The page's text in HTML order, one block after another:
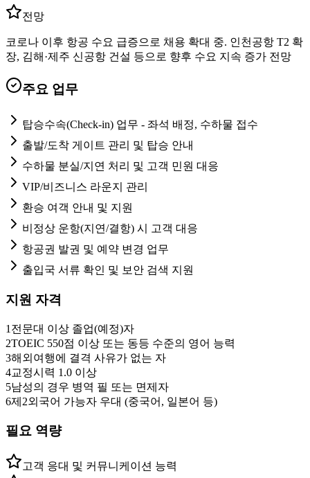
전망
코로나 이후 항공 수요 급증으로 채용 확대 중. 인천공항 T2 확
장, 김해·제주 신공항 건설 등으로 향후 수요 지속 증가 전망
주요 업무
탑승수속(Check-in) 업무 - 좌석 배정, 수하물 접수
출발/도착 게이트 관리 및 탑승 안내
수하물 분실/지연 처리 및 고객 민원 대응
VIP/비즈니스 라운지 관리
환승 여객 안내 및 지원
비정상 운항(지연/결항) 시 고객 대응
항공권 발권 및 예약 변경 업무
출입국 서류 확인 및 보안 검색 지원
지원 자격
1 전문대 이상 졸업(예정)자
2TOEIC 550점 이상 또는 동등 수준의 영어 능력
3해외여행에 결격 사유가 없는 자
4교정시력 1.0 이상
5남성의 경우 병역 필 또는 면제자
6제2외국어 가능자 우대 (중국어, 일본어 등)
필요 역량
고객 응대 및 커뮤니케이션 능력